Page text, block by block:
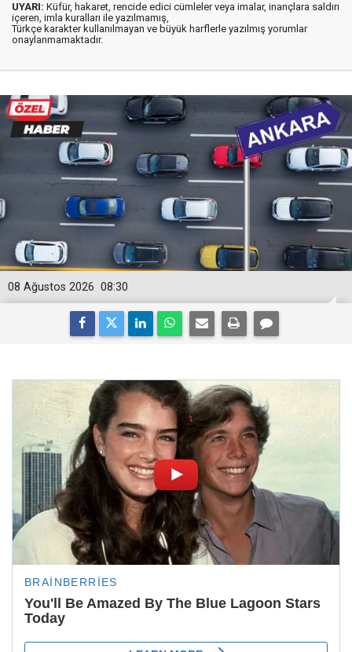
UYARI: Küfür, hakaret, rencide edici cümleler veya imalar, inançlara saldırı
içeren, imla kuralları ile yazılmamış,
Türkçe karakter kullanılmayan ve büyük harflerle yazılmış yorumlar
onaylanmamaktadır.
08:30
08 Ağustos 2026